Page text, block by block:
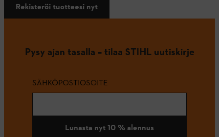
Rekisteröi tuotteesi nyt
Pysy ajan tasalla – tilaa STIHL uutiskirje
SÄHKÖPOSTIOSOITE
Lunasta nyt 10 % alennus